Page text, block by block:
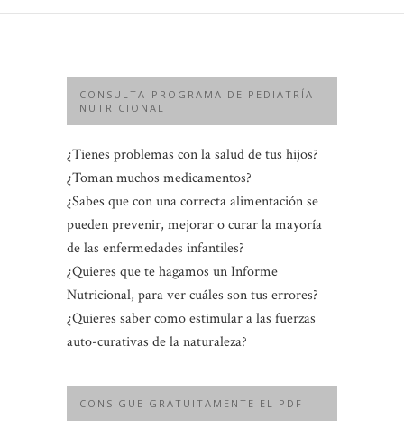
CONSULTA-PROGRAMA DE PEDIATRÍA
NUTRICIONAL
¿Tienes problemas con la salud de tus hijos?
¿Toman muchos medicamentos?
¿Sabes que con una correcta alimentación se
pueden prevenir, mejorar o curar la mayoría
de las enfermedades infantiles?
¿Quieres que te hagamos un Informe
Nutricional, para ver cuáles son tus errores?
¿Quieres saber como estimular a las fuerzas
auto-curativas de la naturaleza?
CONSIGUE GRATUITAMENTE EL PDF